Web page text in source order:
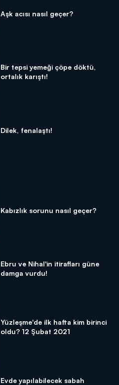
Aşk acısı nasıl geçer?
Bir tepsi yemeği çöpe döktü,
ortalık karıştı!
Dilek, fenalaştı!
Kabızlık sorunu nasıl geçer?
Ebru ve Nihal'in itirafları güne
damga vurdu!
Yüzleşme'de ilk hafta kim birinci
oldu? 12 Şubat 2021
Evde yapılabilecek sabah